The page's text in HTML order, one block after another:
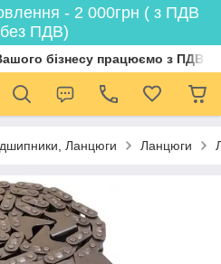
- 2 000грн ( з ПДВ
ПДВ)
бізнесу працюємо з ПДВ
Ланцюги Ланцюги